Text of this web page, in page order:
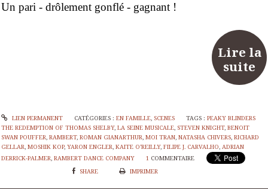
Un pari - drôlement gonflé - gagnant !
Lire la
suite
LIEN PERMANENT CATÉGORIES : EN FAMILLE, SCENES TAGS :PEAKY BLINDERS
THE REDEMPTION OF THOMAS SHELBY, LA SEINE MUSICALE, STEVEN KNIGHT, BENOIT
SWAN POUFFER, RAMBERT, ROMAN GIANARTHUR, MOI TRAN, NATASHA CHIVERS, RICHARD
GELLAR, MOSHIK KOP, YARON ENGLER, KAITE O’REILLY, FILIPE J. CARVALHO, ADRIAN
DERRICK-PALMER, RAMBERT DANCE COMPANY 1 COMMENTAIRE
SHARE
IMPRIMER